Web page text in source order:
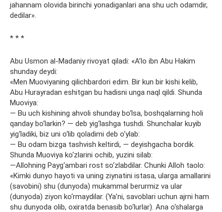
jahannam olovida birinchi yonadiganlari ana shu uch odamdir,
dedilar».
* * *
Abu Usmon al-Madaniy rivoyat qiladi: «A’lo ibn Abu Hakim
shunday deydi:
«Men Muoviyaning qilichbardori edim. Bir kun bir kishi kelib,
Abu Hurayradan eshitgan bu hadisni unga naql qildi. Shunda
Muoviya:
— Bu uch kishining ahvoli shunday bo‘lsa, boshqalarning holi
qanday bo‘larkin? — deb yig‘lashga tushdi. Shunchalar kuyib
yig‘ladiki, biz uni o‘lib qoladimi deb o‘ylab:
— Bu odam bizga tashvish keltirdi, — deyishgacha bordik.
Shunda Muoviya ko‘zlarini ochib, yuzini silab:
—Allohning Payg‘ambari rost so‘zlabdilar. Chunki Alloh taolo:
«Kimki dunyo hayoti va uning ziynatini istasa, ularga amallarini
(savobini) shu (dunyoda) mukammal berurmiz va ular
(dunyoda) ziyon ko‘rmaydilar. (Ya’ni, savoblari uchun ajrni ham
shu dunyoda olib, oxiratda benasib bo‘lurlar). Ana o‘shalarga